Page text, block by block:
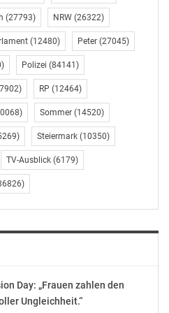
HAND: THOMAS BILDNER
ab Juni 2026 zusätzlich zu
die Leitung des
aus Programm- und
er bereits in früheren
ausgeübt. Sein Ziel:
stärker im
Bildner dazu:
nicht. Es muss auch
ich mich auf die Verbindung
IN DER ERSTEN REIHE
Christian Pichler, der
die Stellvertretung von
(27793) NRW (26322)
(12480) Peter (27045)
Polizei (84141)
RP (12464)
Sommer (14520)
Steiermark (10350)
TV-Ausblick (6179)
Day: „Frauen zahlen den
Ungleichheit.“